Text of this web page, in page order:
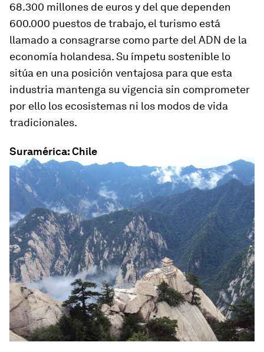
68.300 millones de euros y del que dependen
600.000 puestos de trabajo, el turismo está
llamado a consagrarse como parte del ADN de la
economía holandesa. Su ímpetu sostenible lo
sitúa en una posición ventajosa para que esta
industria mantenga su vigencia sin comprometer
por ello los ecosistemas ni los modos de vida
tradicionales.
Suramérica: Chile